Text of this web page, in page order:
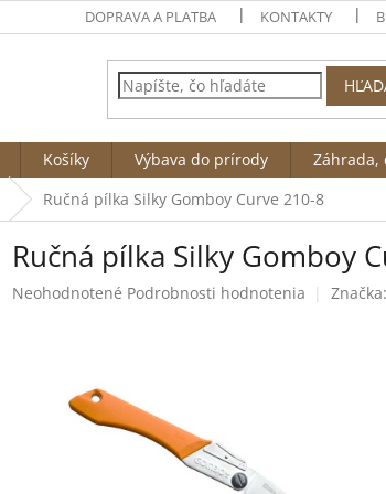
DOPRAVA A PLATBA KONTAKTY
Košíky Výbava do prírody Záhrada,
Ručná pílka Silky Gomboy Curve 210-8
Ručná pílka Silky Gomboy
Priemerné
Neohodnotené Podrobnosti hodnotenia Značka: